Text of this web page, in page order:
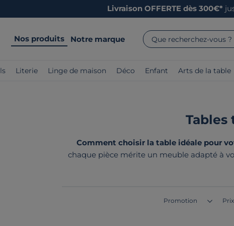
Livraison OFFERTE dès 300€*
Nos produits Notre marque Que recherchez-vous ?
Literie Linge de maison Déco Enfant Arts de la table
Tables
Comment choisir la table idéale pour
chaque pièce mérite un meuble adapté à
pour créer des espaces de
Promotion Prix